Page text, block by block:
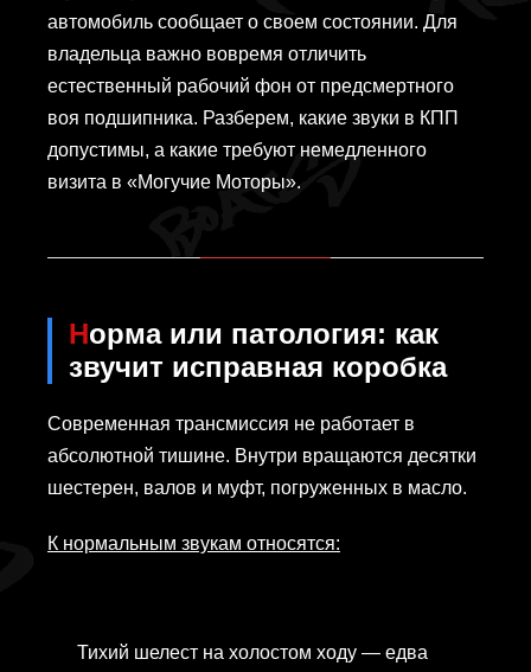
автомобиль сообщает о своем состоянии. Для
владельца важно вовремя отличить
естественный рабочий фон от предсмертного
воя подшипника. Разберем, какие звуки в КПП
допустимы, а какие требуют немедленного
визита в «Могучие Моторы».
Норма или патология: как
звучит исправная коробка
Современная трансмиссия не работает в
абсолютной тишине. Внутри вращаются десятки
шестерен, валов и муфт, погруженных в масло.
К нормальным звукам относятся:
Тихий шелест на холостом ходу — едва